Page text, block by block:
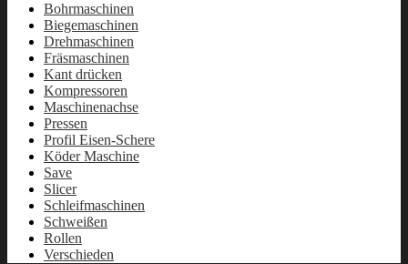
Bohrmaschinen
Biegemaschinen
Drehmaschinen
Fräsmaschinen
Kant drücken
Kompressoren
Maschinenachse
Pressen
Profil Eisen-Schere
Köder Maschine
Save
Slicer
Schleifmaschinen
Schweißen
Rollen
Verschieden